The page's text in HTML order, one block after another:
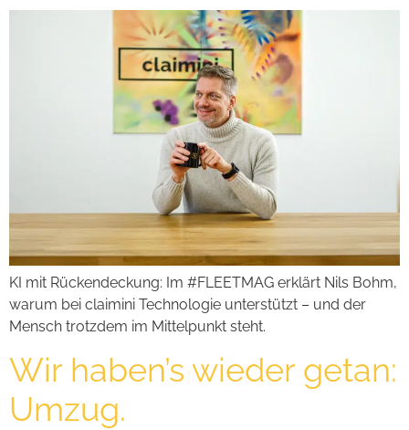
KI mit Rückendeckung: Im #FLEETMAG erklärt Nils Bohm,
warum bei claimini Technologie unterstützt – und der
Mensch trotzdem im Mittelpunkt steht.
Wir haben’s wieder getan:
Umzug.